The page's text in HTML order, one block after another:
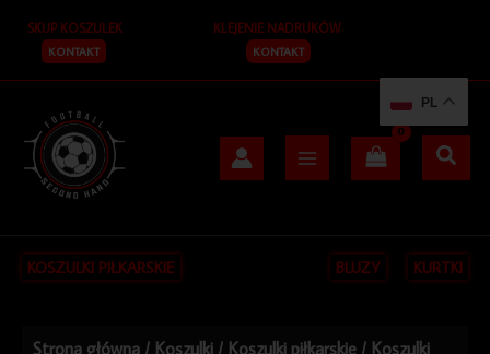
treści
SKUP KOSZULEK
KONTAKT
KLEJENIE NADRUKÓW
KONTAKT
KOSZULKI PIŁKARSKIE BLUZY KURTKI
Strona główna / Koszulki / Koszulki piłkarskie / Koszulki
PL